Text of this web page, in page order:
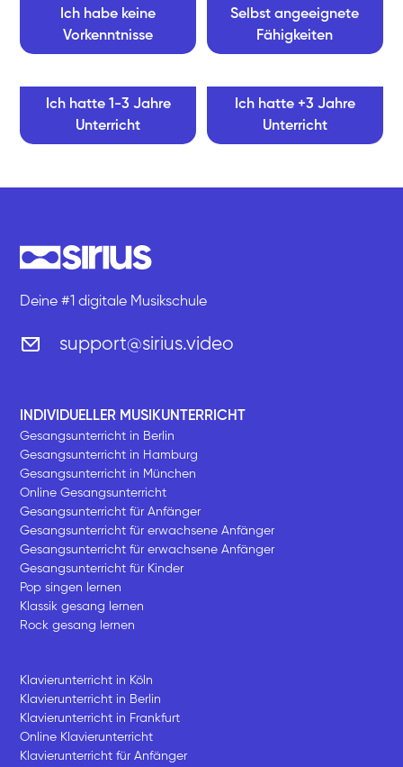
Ich habe keine
Vorkenntnisse
Selbst angeeignete
Fähigkeiten
Ich hatte 1-3 Jahre
Unterricht
Ich hatte +3 Jahre
Unterricht
Deine #1 digitale Musikschule
support@sirius.video
INDIVIDUELLER MUSIKUNTERRICHT
Gesangsunterricht in Berlin
Gesangsunterricht in Hamburg
Gesangsunterricht in München
Online Gesangsunterricht
Gesangsunterricht für Anfänger
Gesangsunterricht für erwachsene Anfänger
Gesangsunterricht für erwachsene Anfänger
Gesangsunterricht für Kinder
Pop singen lernen
Klassik gesang lernen
Rock gesang lernen
Klavierunterricht in Köln
Klavierunterricht in Berlin
Klavierunterricht in Frankfurt
Online Klavierunterricht
Klavierunterricht für Anfänger